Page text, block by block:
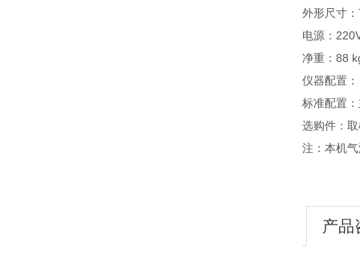
外形尺寸
电源：
净重：88
仪器配置：
标准配置
选购件：
注：本机
产品